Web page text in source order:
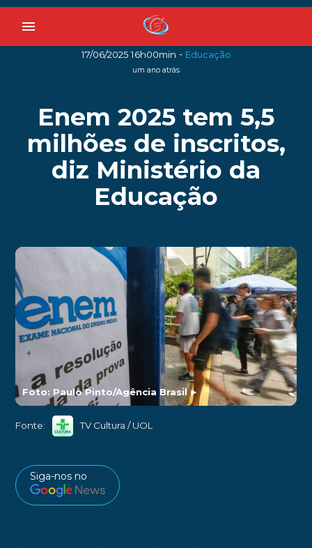
menu
17/06/2025 16h00min - Educação
um ano atrás
Enem 2025 tem 5,5
milhões de inscritos,
diz Ministério da
Educação
Foto: Paulo Pinto/Agência Brasil►
Fonte: TV Cultura / UOL
Siga-nos no